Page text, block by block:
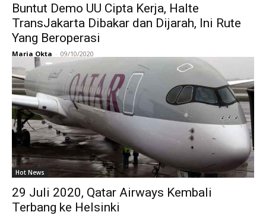
Buntut Demo UU Cipta Kerja, Halte
TransJakarta Dibakar dan Dijarah, Ini Rute
Yang Beroperasi
Maria Okta - 09/10/2020
Hot News
29 Juli 2020, Qatar Airways Kembali
Terbang ke Helsinki